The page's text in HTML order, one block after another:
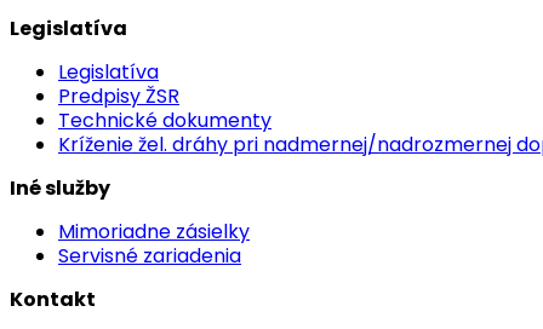
Legislatíva
Legislatíva
Predpisy ŽSR
Technické dokumenty
Kríženie žel. dráhy pri nadmernej/nadrozmernej
Iné služby
Mimoriadne zásielky
Servisné zariadenia
Kontakt